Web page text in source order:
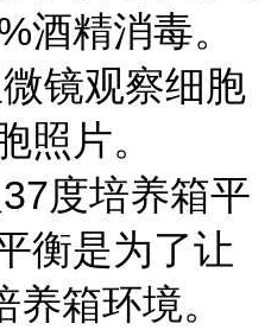
酒精消毒。
镜观察细胞
照片。
度培养箱平
衡是为了让
箱环境。